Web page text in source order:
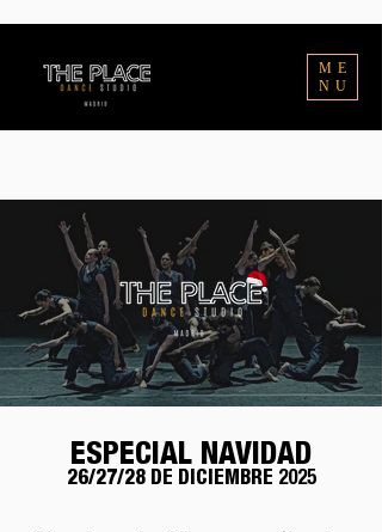
ME
NU
ESPECIAL NAVIDAD
26/27/28 DE DICIEMBRE 2025